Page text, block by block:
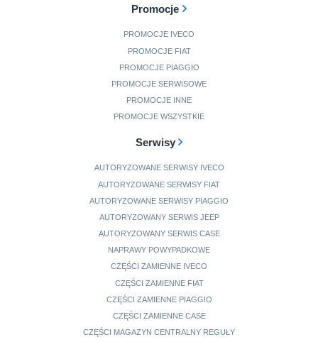
Promocje
PROMOCJE IVECO
PROMOCJE FIAT
PROMOCJE PIAGGIO
PROMOCJE SERWISOWE
PROMOCJE INNE
PROMOCJE WSZYSTKIE
Serwisy
AUTORYZOWANE SERWISY IVECO
AUTORYZOWANE SERWISY FIAT
AUTORYZOWANE SERWISY PIAGGIO
AUTORYZOWANY SERWIS JEEP
AUTORYZOWANY SERWIS CASE
NAPRAWY POWYPADKOWE
CZĘŚCI ZAMIENNE IVECO
CZĘŚCI ZAMIENNE FIAT
CZĘŚCI ZAMIENNE PIAGGIO
CZĘŚCI ZAMIENNE CASE
CZĘŚCI MAGAZYN CENTRALNY REGUŁY